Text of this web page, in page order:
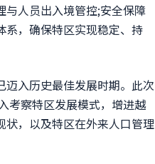
与人员出入境管控;安全保障
系，确保特区实现稳定、持
入历史最佳发展时期。此次
考察特区发展模式，增进越
状，以及特区在外来人口管理